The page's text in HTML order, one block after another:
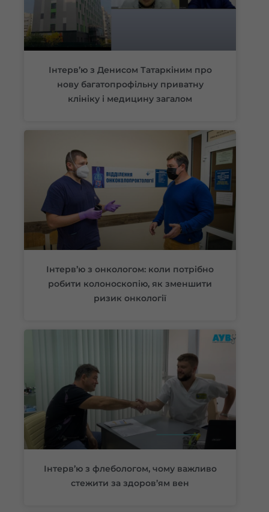
Інтерв’ю з Денисом Татаркіним про
нову багатопрофільну приватну
клініку і медицину загалом
Інтерв’ю з онкологом: коли потрібно
робити колоноскопію, як зменшити
ризик онкології
Інтерв’ю з флебологом, чому важливо
стежити за здоров’ям вен